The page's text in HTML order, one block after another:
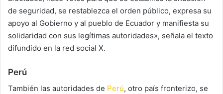
de seguridad, se restablezca el orden público, expresa su
apoyo al Gobierno y al pueblo de Ecuador y manifiesta su
solidaridad con sus legítimas autoridades», señala el texto
difundido en la red social X.
Perú
También las autoridades de Perú, otro país fronterizo, se